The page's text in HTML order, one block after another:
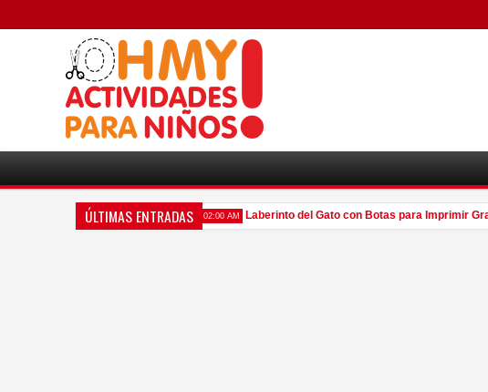
ÚLTIMAS ENTRADAS
a tu Propio Olaf en Verano. 02:00 AM Laberinto del Gato con Botas para Imprimir Gratis.